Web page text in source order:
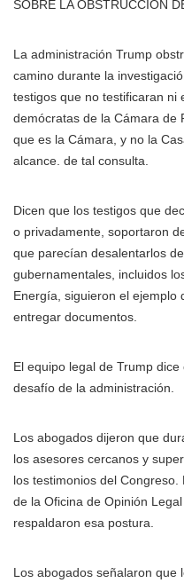
SOBRE LA OBSTRUCCIÓN
La administración Trump
camino durante la
testigos que no testificaran ni
demócratas de la Cámara de
que es la Cámara, y no la
alcance. de tal consulta.
Dicen que los testigos que
o privadamente, soportaron
que parecían desalentarlos
gubernamentales, incluidos
Energía, siguieron el ejemplo
entregar documentos.
El equipo legal de Trump
desafío de la administración.
Los abogados dijeron que
los asesores cercanos y
los testimonios del
de la Oficina de Opinión
respaldaron esa postura.
Los abogados señalaron que